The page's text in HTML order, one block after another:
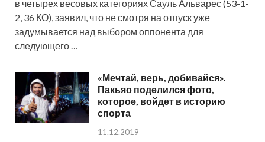
в четырех весовых категориях Сауль Альварес (53-1-
2, 36 КО), заявил, что не смотря на отпуск уже
задумывается над выбором оппонента для
следующего …
«Мечтай, верь, добивайся».
Пакьяо поделился фото,
которое, войдет в историю
спорта
11.12.2019